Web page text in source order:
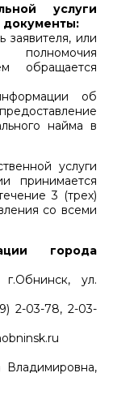
услуги
документы:
заявителя, или
обращается
об
найма в
услуги
принимается
3 (трех)
со всеми
города
ул.
2-03-78, 2-03-
Владимировна,